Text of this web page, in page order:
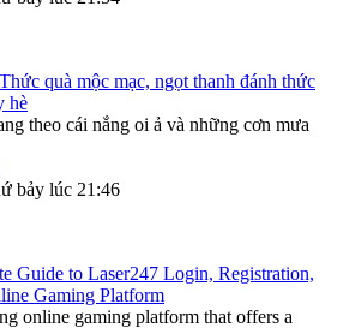
quà mộc mạc, ngọt thanh đánh thức
hè
theo cái nắng oi ả và những cơn mưa
bảy lúc 21:46
Guide to Laser247 Login, Registration,
Gaming Platform
online gaming platform that offers a